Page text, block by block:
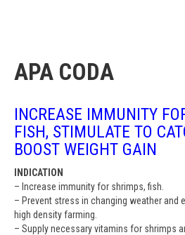
APA CODA
INCREASE IMMUNITY
FISH, STIMULATE TO
BOOST WEIGHT GAIN
INDICATION
– Increase immunity for shrimps, fish.
– Prevent stress in changing weather and
high density farming.
– Supply necessary vitamins for shrimps